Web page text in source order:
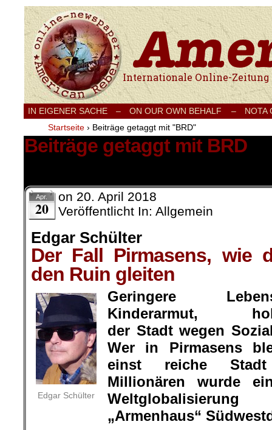
Internationale Onlinezeitung für Frieden,
IN EIGENER SACHE – ON OUR OWN BEHALF –
NOTA
Startseite › Beiträge getaggt mit "BRD"
Beiträge getaggt mit BRD
Apr.
20
on 20. April 2018
Veröffentlicht In: Allgemein
Edgar Schülter
Der Fall Pirmasens, wie
den Ruin gleiten
Edgar Schülter
Geringere
Kinderarmut,
der Stadt wegen
Wer in Pirmasens
einst reiche
Millionären wurde
„Armenhaus“